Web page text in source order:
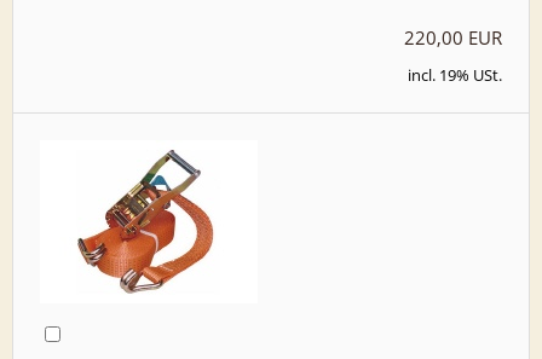
220,00 EUR
incl. 19% USt.